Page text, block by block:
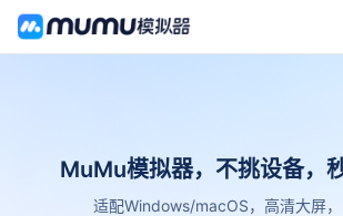
MuMu模拟器，不挑设备，
适配Windows/macOS，高清大屏